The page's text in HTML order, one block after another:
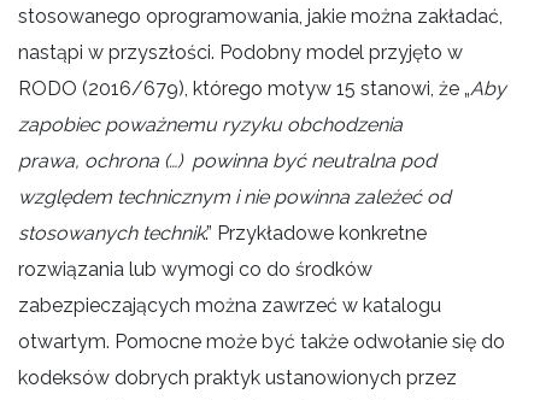
stosowanego oprogramowania, jakie można zakładać,
nastąpi w przyszłości. Podobny model przyjęto w
RODO (2016/679), którego motyw 15 stanowi, że „Aby
zapobiec poważnemu ryzyku obchodzenia
prawa, ochrona (…) powinna być neutralna pod
względem technicznym i nie powinna zależeć od
stosowanych technik.” Przykładowe konkretne
rozwiązania lub wymogi co do środków
zabezpieczających można zawrzeć w katalogu
otwartym. Pomocne może być także odwołanie się do
kodeksów dobrych praktyk ustanowionych przez